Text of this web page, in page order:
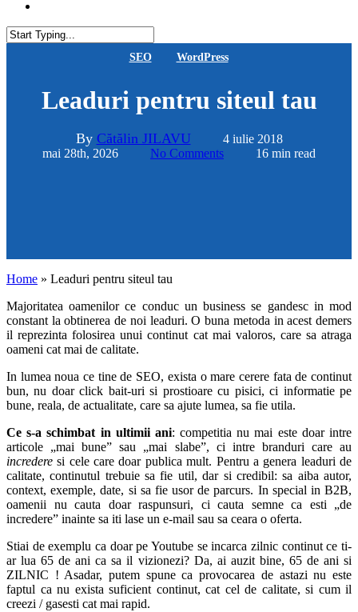
SEO WordPress
Leaduri pentru siteul tau
By Cătălin JILAVU
4 iulie 2018
mai 28th, 2026
No Comments 16 min read
Home » Leaduri pentru siteul tau
Majoritatea oamenilor ce conduc un business se gandesc in mod
constant la obtinerea de noi leaduri. O buna metoda in acest demers
il reprezinta folosirea unui continut cat mai valoros, care sa atraga
oameni cat mai de calitate.
In lumea noua ce tine de SEO, exista o mare cerere fata de continut
bun, nu doar click bait-uri si prostioare cu pisici, ci informatie pe
bune, reala, de actualitate, care sa ajute lumea, sa fie utila.
Ce s-a schimbat in ultimii ani: competitia nu mai este doar intre
articole „mai bune” sau „mai slabe”, ci intre branduri care au
incredere si cele care doar publica mult. Pentru a genera leaduri de
calitate, continutul trebuie sa fie util, dar si credibil: sa aiba autor,
context, exemple, date, si sa fie usor de parcurs. In special in B2B,
oamenii nu cauta doar raspunsuri, ci cauta semne ca esti „de
incredere” inainte sa iti lase un e-mail sau sa ceara o oferta.
Stiai de exemplu ca doar pe Youtube se incarca zilnic continut ce ti-
ar lua 65 de ani ca sa il vizionezi? Da, ai auzit bine, 65 de ani si
ZILNIC ! Asadar, putem spune ca provocarea de astazi nu este
faptul ca nu exista suficient continut, cat cel de calitate, si cum il
creezi / gasesti cat mai rapid.